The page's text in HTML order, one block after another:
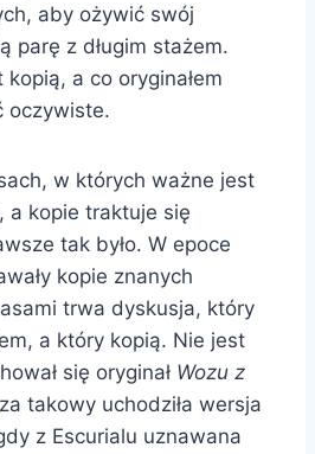
aby ożywić swój
parę z długim stażem.
a co oryginałem
oczywiste.
w których ważne jest
a kopie traktuje się
tak było. W epoce
kopie znanych
trwa dyskusja, który
a który kopią. Nie jest
się oryginał Wozu z
takowy uchodziła wersja
z Escurialu uznawana